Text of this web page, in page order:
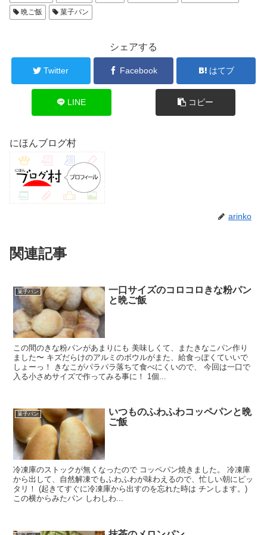
晩ご飯
菓子パン
シェアする
Twitter Facebook はてブ
LINE コピー
にほんブログ村
arinko
関連記事
菓子パン
一口サイズのコロコロきな粉パン
と晩ご飯
この間のきな粉パンがあまりにも 美味しくて、またきなこパン作り
ました〜 キズだらけのアルミのボウルがまた、給食っぽくていいで
しょーっ！ きなこがパラパラ落ちて食べにくいので、 今回は一口で
入る小さめサイズで作ってみる事に！ 1個...
菓子パン
いつものふわふわコッペパンと晩
ご飯
冷凍庫のストックが無くなったので コッペパン焼きました。 冷凍庫
から出して、自然解凍でもふわふわが味わえるので、忙しい朝にピッ
タリ！ (起きてすぐに冷凍庫から出すのを忘れた時は チンします。)
この横からみたパン しわしわ...